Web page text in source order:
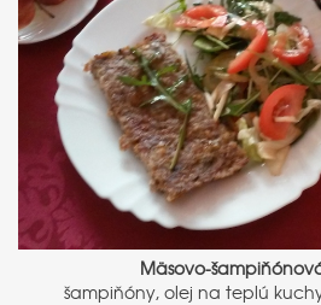
Mäsovo-
šampiňóny, olej na teplú